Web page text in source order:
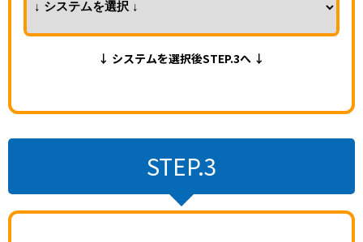
↓ システムを選択後STEP.3へ ↓
STEP.3